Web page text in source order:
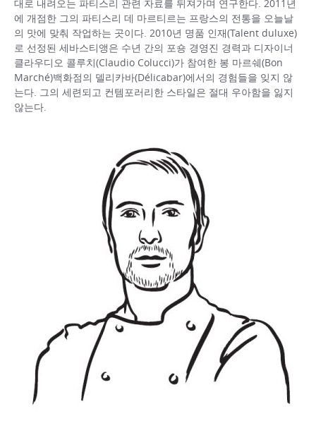
대로 내려오는 파티스리 관련 자료를 뒤져가며 연구한다. 2011년
에 개점한 그의 파티스리 데 마르티르는 프랑스의 전통을 오늘날
의 맛에 맞춰 작업하는 곳이다. 2010년 명품 인재(Talent duluxe)
로 선정된 세바스티앵은 수년 간의 포숑 경영진 경력과 디자이너
클라우디오 콜루치(Claudio Colucci)가 참여한 봉 마르쉐(Bon
Marché)백화점의 델리카바(Délicabar)에서의 경험들을 잊지 않
는다. 그의 세련되고 컨템포러리한 스타일은 절대 우아함을 잃지
않는다.